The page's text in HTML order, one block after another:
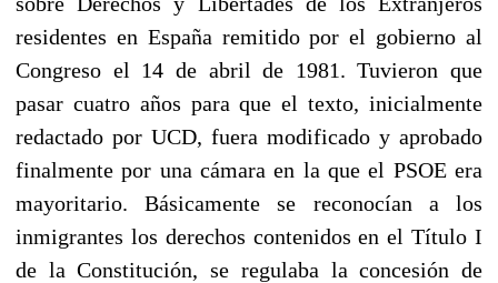
residentes en España remitido por el gobierno al
Congreso el 14 de abril de 1981. Tuvieron que
pasar cuatro años para que el texto, inicialmente
redactado por UCD, fuera modificado y aprobado
finalmente por una cámara en la que el PSOE era
mayoritario. Básicamente se reconocían a los
inmigrantes los derechos contenidos en el Título I
de la Constitución, se regulaba la concesión de